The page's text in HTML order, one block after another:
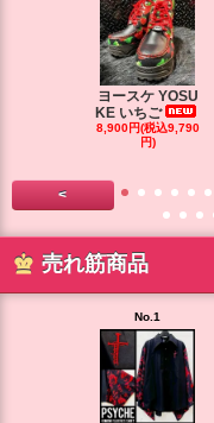
ヨースケ YOSU
KE いちご
8,900円(税込9,790
円)
<
売れ筋商品
No.1